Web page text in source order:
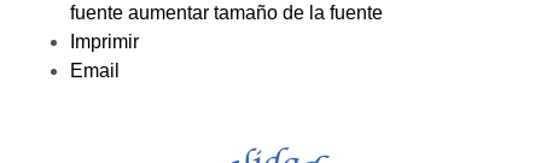
fuente aumentar tamaño de la fuente
Imprimir
Email